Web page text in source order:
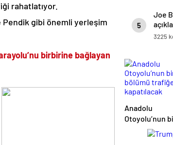
rahatlatıyor.
Pendik gibi önemli yerleşim
birbirine bağlayan
5
Joe
3225
Anadolu
Otoyolu’nun
bölümü trafiğe
kapatılacak